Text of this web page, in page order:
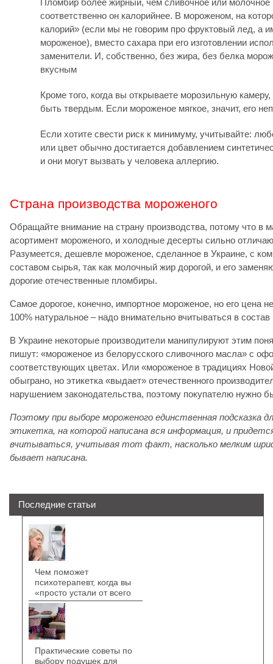
Пломбир более жирный, чем сливочное или молочное
соответственно он калорийнее. В мороженом, на
калорий» (если мы не говорим про фруктовый лед, а
мороженое), вместо сахара при его изготовлении
заменители. И, собственно, без жира, без белка
вкусным
Кроме того, когда вы открываете морозильную
быть твердым. Если мороженое мягкое, значит, его
Если хотите свести риск к минимуму, учитывайте:
или цвет обычно достигается добавлением
и они могут вызвать у человека аллергию.
Страна производства мороженого
Обращайте внимание на страну производства, потому что в
асортимент мороженого, и холодные десерты сильно
Разумеется, дешевле мороженое, сделанное в Украине, с
составом сырья, так как молочный жир дорогой, и его
дорогие отечественные пломбиры.
Самое дорогое, конечно, импортное мороженое, но его цена
100% натуральное – надо внимательно вчитываться в
В Украине некоторые производители манипулируют этим
пишут: «мороженое из белорусского сливочного масла» с
соответствующих цветах. Или «мороженое в традициях
обыграно, но этикетка «выдает» отечественного
нарушением законодательства, поэтому покупателю нужно
Поэтому при выборе мороженого единственная подсказка
этикетка, на которой написана вся информация, и
вчитываться, учитывая тот факт, насколько мелким
бывает написана.
Последние статьи
Чем поможет
психотерапевт, когда вы
«просто устали от всего
Практические советы по
выбору подушек для